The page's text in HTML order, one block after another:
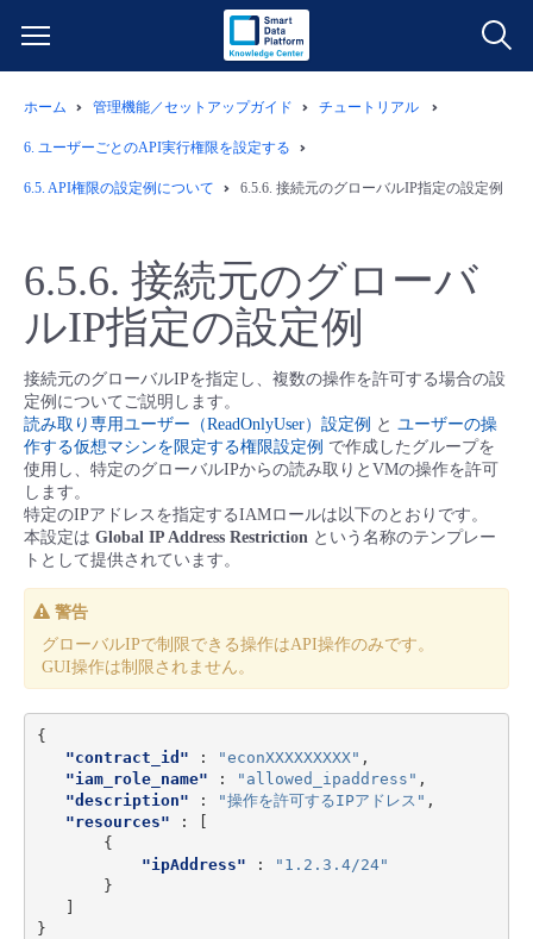
サービス一覧
データ利活用
ネットワーク
IoT
モニタリング/監査
サポート
すべてのメニューを見る
よくある質問
クラウド/サーバー
ネットワーク
IoT
モニタリング/監査
管理機能
料金シミュレーター
データ利活用
クラウド/サーバー
ネットワーク
モニタリング/監査
すべてのメニューを見る
ご利用開始ガイド
■ 管理機能
- 管理機能
■ セットアップガイド
- 新規お申し込み方法
- 初期設定・確認
- 登録情報の管理
- APIリファレンス
ユースケース
- バックアップ
- セキュリティ・監査
- データと分析
- IoT
- リモートワーク
- ITインフラストラクチャー
故障/メンテナンス情報
サービス稼働状況
メンテナンス予定
パートナー
販売パートナー向けプログラム
協業パートナー
トレーニング/操作動画
ホーム 管理機能／セットアップガイド チュートリアル
6. ユーザーごとのAPI実行権限を設定する
6.5. API権限の設定例について 6.5.6. 接続元のグローバルIP指定の設定例
6.5.6. 接続元のグローバ
ルIP指定の設定例
接続元のグローバルIPを指定し、複数の操作を許可する場合の設
定例についてご説明します。
読み取り専用ユーザー（ReadOnlyUser）設定例 と ユーザーの操
作する仮想マシンを限定する権限設定例 で作成したグループを
使用し、特定のグローバルIPからの読み取りとVMの操作を許可
します。
特定のIPアドレスを指定するIAMロールは以下のとおりです。
本設定は Global IP Address Restriction という名称のテンプレー
トとして提供されています。
警告
グローバルIPで制限できる操作はAPI操作のみです。
GUI操作は制限されません。
{
"contract_id"
: "econXXXXXXXXX" ,
"iam_role_name"
: "allowed_ipaddress" ,
"description"
: "操作を許可するIPアドレス" ,
"resources"
:
[
{
"ipAddress"
:
"1.2.3.4/24"
}
]
}